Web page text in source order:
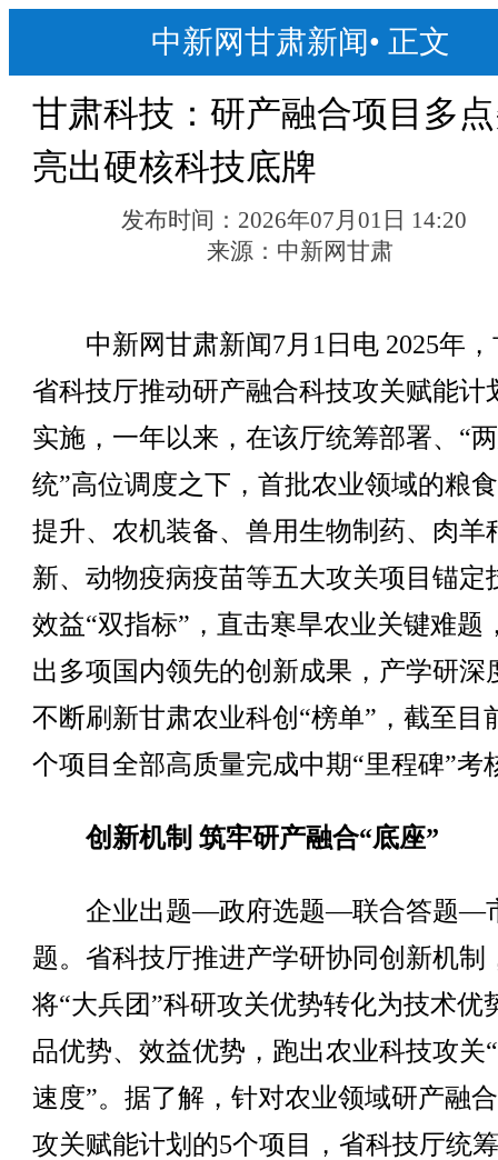
中新网甘肃新闻• 正文
甘肃科技：研产融合项目多
亮出硬核科技底牌
发布时间： 2026年07月01日 14:20
来源： 中新网甘肃
中新网甘肃新闻7月1日电 2025年，
省科技厅推动研产融合科技攻关赋能计
实施，一年以来，在该厅统筹部署、“
统”高位调度之下，首批农业领域的粮
提升、农机装备、兽用生物制药、肉羊
新、动物疫病疫苗等五大攻关项目锚定
效益“双指标”，直击寒旱农业关键难题
出多项国内领先的创新成果，产学研深
不断刷新甘肃农业科创“榜单”，截至目
个项目全部高质量完成中期“里程碑”考
创新机制 筑牢研产融合“底座”
企业出题—政府选题—联合答题—
题。省科技厅推进产学研协同创新机制
将“大兵团”科研攻关优势转化为技术优
品优势、效益优势，跑出农业科技攻关
速度”。据了解，针对农业领域研产融
攻关赋能计划的5个项目，省科技厅统